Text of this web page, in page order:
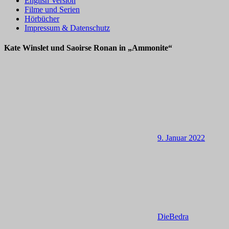
Filme und Serien
Hörbücher
Impressum & Datenschutz
Kate Winslet und Saoirse Ronan in „Ammonite“
9. Januar 2022
DieBedra